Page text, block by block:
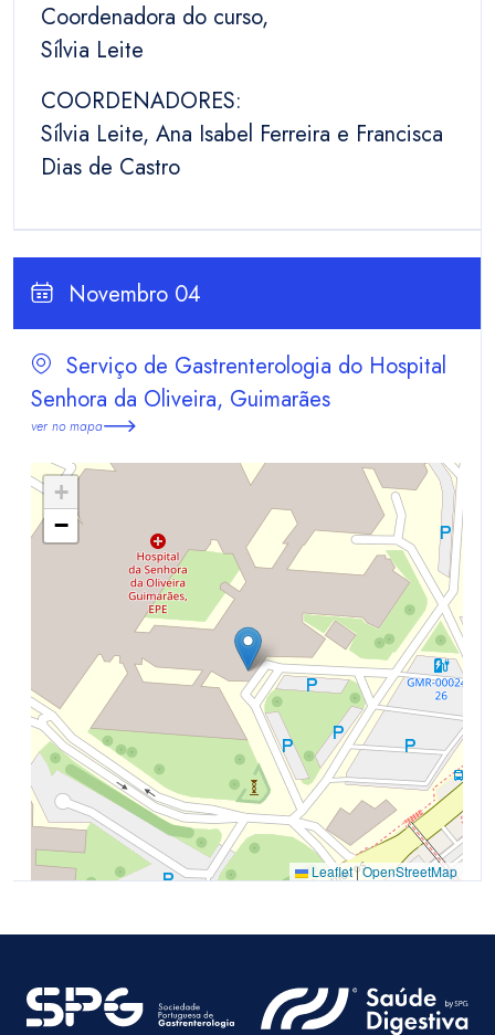
Coordenadora do curso,
Sílvia Leite
COORDENADORES:
Sílvia Leite, Ana Isabel Ferreira e Francisca
Dias de Castro
Novembro 04
Serviço de Gastrenterologia do Hospital
Senhora da Oliveira, Guimarães
ver no mapa
+
−
Leaflet|OpenStreetMap